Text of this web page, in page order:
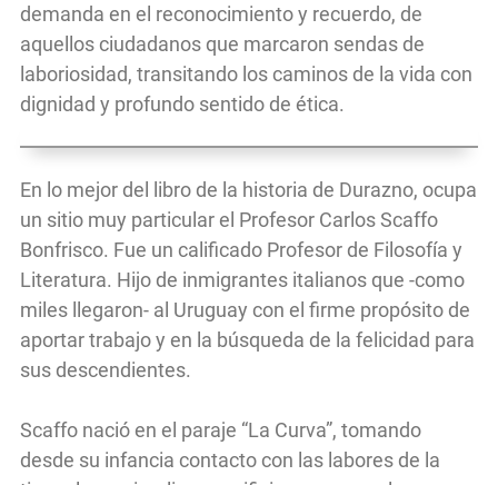
demanda en el reconocimiento y recuerdo, de
aquellos ciudadanos que marcaron sendas de
laboriosidad, transitando los caminos de la vida con
dignidad y profundo sentido de ética.
En lo mejor del libro de la historia de Durazno, ocupa
un sitio muy particular el Profesor Carlos Scaffo
Bonfrisco. Fue un calificado Profesor de Filosofía y
Literatura. Hijo de inmigrantes italianos que -como
miles llegaron- al Uruguay con el firme propósito de
aportar trabajo y en la búsqueda de la felicidad para
sus descendientes.
Scaffo nació en el paraje “La Curva”, tomando
desde su infancia contacto con las labores de la